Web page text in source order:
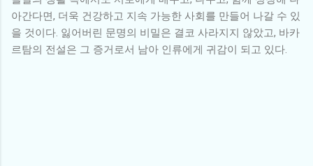
아간다면, 더욱 건강하고 지속 가능한 사회를 만들어 나갈 수 있
을 것이다. 잃어버린 문명의 비밀은 결코 사라지지 않았고, 바카
르탐의 전설은 그 증거로서 남아 인류에게 귀감이 되고 있다.